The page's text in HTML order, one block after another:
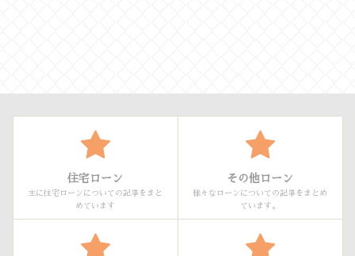
住宅ローン
主に住宅ローンについての記事をまと
めています
その他ローン
様々なローンについての記事をまとめ
ています。